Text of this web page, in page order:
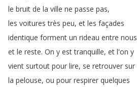
le bruit de la ville ne passe pas,
les voitures très peu, et les façades
identique forment un rideau entre nous
et le reste. On y est tranquille, et l'on y
vient surtout pour lire, se retrouver sur
la pelouse, ou pour respirer quelques